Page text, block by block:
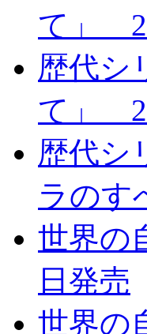
て」
歴代シ
て」
歴代シ
ラのす
世界の
日発売
世界の